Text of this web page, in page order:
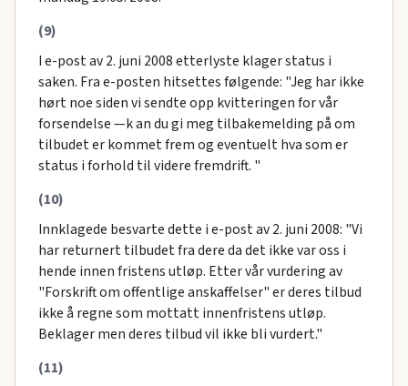
(9)
I e-post av 2. juni 2008 etterlyste klager status i
saken. Fra e-posten hitsettes følgende: "Jeg har ikke
hørt noe siden vi sendte opp kvitteringen for vår
forsendelse —k an du gi meg tilbakemelding på om
tilbudet er kommet frem og eventuelt hva som er
status i forhold til videre fremdrift. "
(10)
Innklagede besvarte dette i e-post av 2. juni 2008: "Vi
har returnert tilbudet fra dere da det ikke var oss i
hende innen fristens utløp. Etter vår vurdering av
"Forskrift om offentlige anskaffelser" er deres tilbud
ikke å regne som mottatt innenfristens utløp.
Beklager men deres tilbud vil ikke bli vurdert."
(11)